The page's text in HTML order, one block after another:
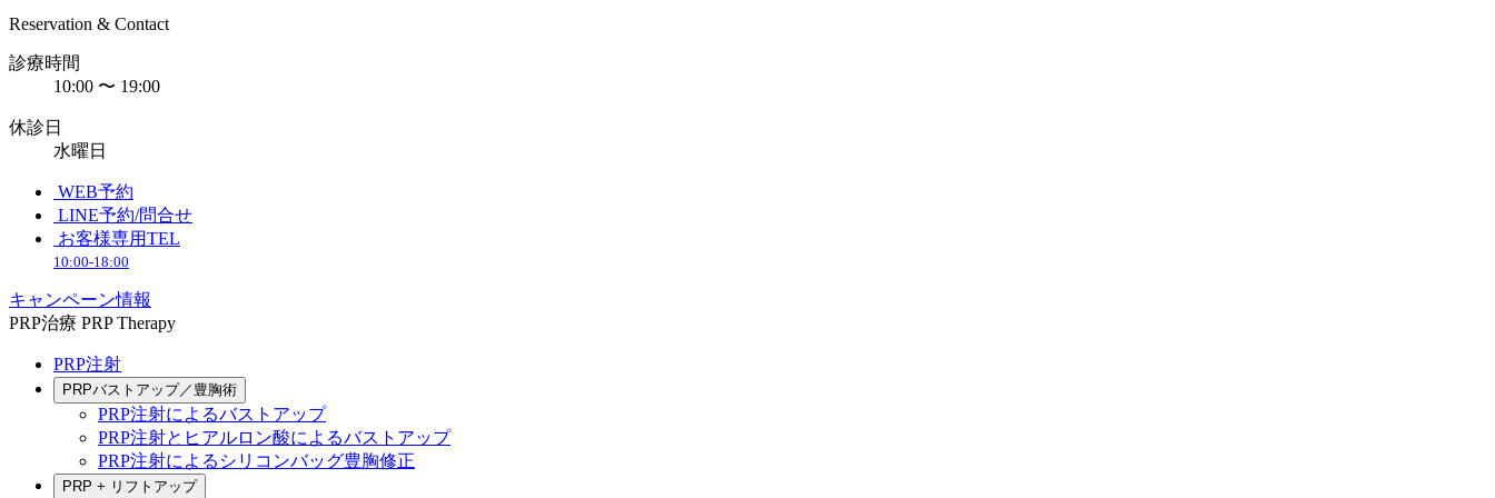
Reservation & Contact
診療時間
10:00 〜 19:00
休診日
水曜日
WEB予約
LINE予約/問合せ
お客様専用TEL
10:00-18:00
キャンペーン情報
PRP治療 PRP Therapy
PRP注射
PRPバストアップ／豊胸術
PRP注射によるバストアップ
PRP注射とヒアルロン酸によるバストアップ
PRP注射によるシリコンバッグ豊胸修正
PRP + リフトアップ